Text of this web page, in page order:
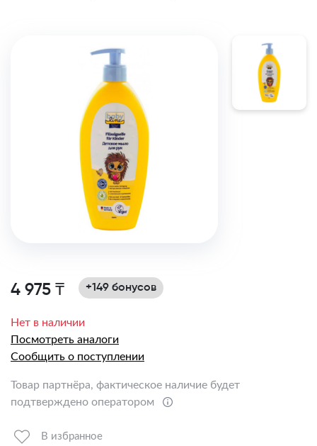
4 975 ₸ +149 бонусов
Нет в наличии
Посмотреть аналоги
Сообщить о поступлении
Товар партнёра, фактическое наличие будет
подтверждено оператором
В избранное